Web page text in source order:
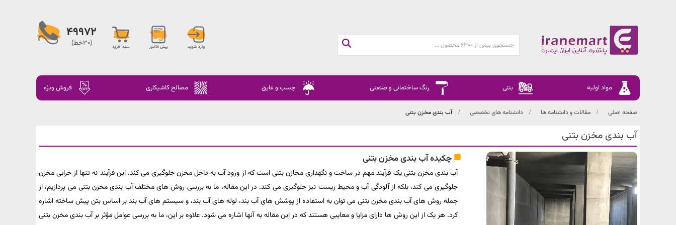
49972
(30خط)
مواد اولیه بتنی رنگ ساختمانی و صنعتی چسب و عایق مصالح کاشیکاری فروش ویژه
صفحه اصلی مقالات و دانشنامه ها دانشنامه های تخصصی آب بندی مخزن بتنی
آب بندی مخزن بتنی
چکیده آب بندی مخزن بتنی
آب بندی مخزن بتنی یک فرآیند مهم در ساخت و نگهداری مخازن بتنی است که از ورود آب به داخل مخزن جلوگیری می کند. این فرآیند نه تنها از خرابی مخزن
جلوگیری می کند، بلکه از آلودگی آب و محیط زیست نیز جلوگیری می کند. در این مقاله، ما به بررسی روش های مختلف آب بندی مخزن بتنی می پردازیم، از
جمله روش های آب بندی مخزن بتنی می توان به استفاده از پوشش های آب بند، لوله های آب بند، و سیستم های آب بند بر اساس بتن پیش ساخته اشاره
کرد. هر یک از این روش ها دارای مزایا و معایبی هستند که در این مقاله به آنها اشاره می شود. علاوه بر این، ما به بررسی عوامل مؤثر بر آب بندی مخزن بتنی